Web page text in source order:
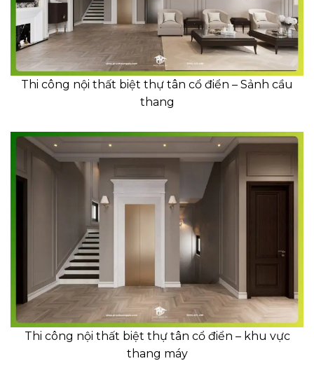
Thi công nội thất biệt thự tân cổ điển – Sảnh cầu
thang
Thi công nội thất biệt thự tân cổ điển – khu vực
thang máy